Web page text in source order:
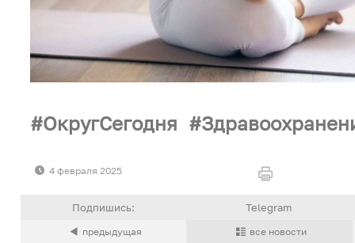
ОкругСегодня
4 февраля 2025